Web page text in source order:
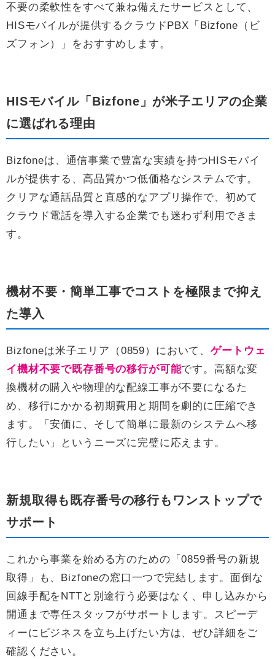
不要の柔軟性をすべて兼ね備えたサービスとして、
HISモバイルが提供するクラウドPBX「Bizfone（ビ
ズフォン）」をおすすめします。
HISモバイル「Bizfone」が米子エリアの企業
に選ばれる理由
Bizfoneは、通信事業で豊富な実績を持つHISモバイ
ルが提供する、高品質かつ低価格なシステムです。
クリアな通話品質と直感的なアプリ操作で、初めて
クラウド電話を導入する企業でも迷わず利用できま
す。
機材不要・簡単工事でコストを極限まで抑え
た導入
Bizfoneは米子エリア（0859）において、ゲートウェ
イ機材不要で既存番号の移行が可能です。高額な変
換機材の購入や物理的な配線工事が不要になるた
め、移行にかかる初期費用と期間を劇的に圧縮でき
ます。「安価に、そして簡単に最新のシステムへ移
行したい」というニーズに完璧に応えます。
新規取得も既存番号の移行もワンストップで
サポート
これから事業を始める方のための「0859番号の新規
取得」も、Bizfoneの窓口一つで完結します。面倒な
回線手配をNTTと別途行う必要はなく、申し込みから
開通まで専任スタッフがサポートします。スピーデ
ィーにビジネスを立ち上げたい方は、ぜひ詳細をご
確認ください。